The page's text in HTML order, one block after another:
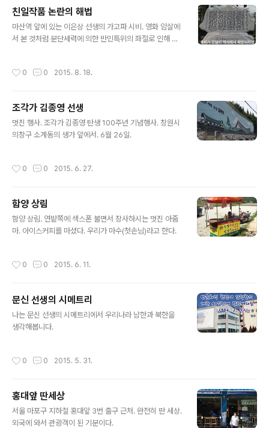
경남도립미술관 3층에서 전시중. ​
친일작품 논란의 해법
마산역 앞에 있는 이은상 선생의 가고파 시비. 영화 암살에
서 본 것처럼 분단세력에 의한 반민특위의 좌절로 인해 친
0 0 2015. 8. 18.
조각가 김종영 선생
​​멋진 행사. 조각가 김종영 탄생 100주년 기념행사. 창원시
의창구 소계동의 생가 앞에서. 6월 26일. ​​​​​​
0 0 2015. 6. 27.
함양 상림
함양 상림. 연밭쪽에 섹스폰 불면서 장사하시는 멋진 아줌
마. 아이스커피를 마셨다. 우리가 마수(첫손님)라고 한다. ​​​
0 0 2015. 6. 11.
문신 선생의 시메트리
나는 문신 선생의 시메트리에서 우리나라 남한과 북한을
생각해봅니다. ​​
0 0 2015. 5. 31.
홍대앞 딴세상
서울 마포구 지하철 홍대앞 3번 출구 근처. 완전히 딴 세상.
외국에 와서 관광객이 된 기분이다. ​​